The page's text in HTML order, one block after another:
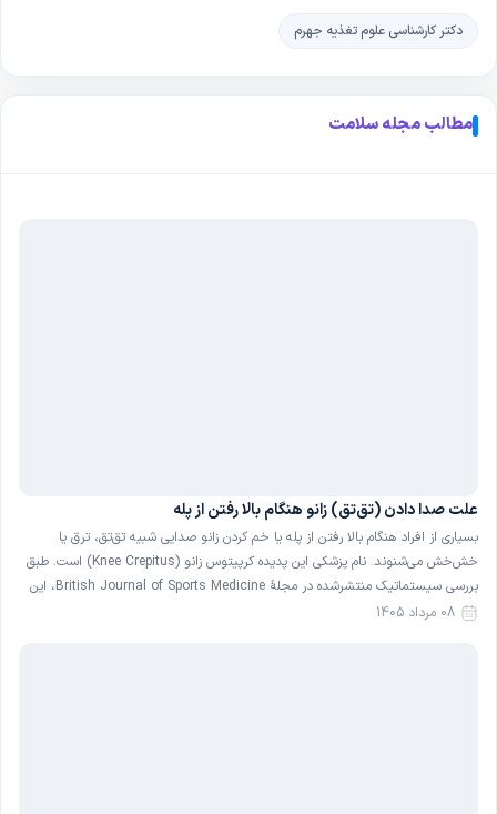
دکتر کارشناسی علوم تغذیه جهرم
مطالب مجله سلامت
علت صدا دادن (تق‌تق) زانو هنگام بالا رفتن از پله
بسیاری از افراد هنگام بالا رفتن از پله یا خم کردن زانو صدایی شبیه تق‌تق، ترق یا
خش‌خش می‌شنوند. نام پزشکی این پدیده کرپیتوس زانو (Knee Crepitus) است. طبق
بررسی سیستماتیک منتشرشده در مجلهٔ British Journal of Sports Medicine، این
صدا در حدود ۳۶ درصد از افراد کاملاً سالم و بدون درد نیز دیده می‌شود […]
08 مرداد 1405